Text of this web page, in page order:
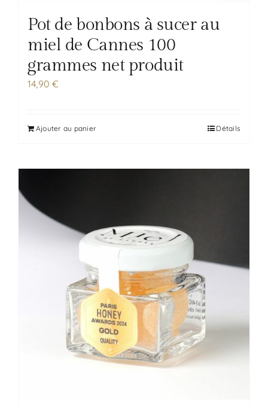
Pot de bonbons à sucer au
miel de Cannes 100
grammes net produit
14,90€
Ajouter au panier Détails